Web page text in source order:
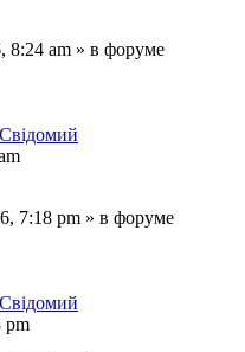
8:24 am » в форуме
Свідомий
7:18 pm » в форуме
Свідомий
pm